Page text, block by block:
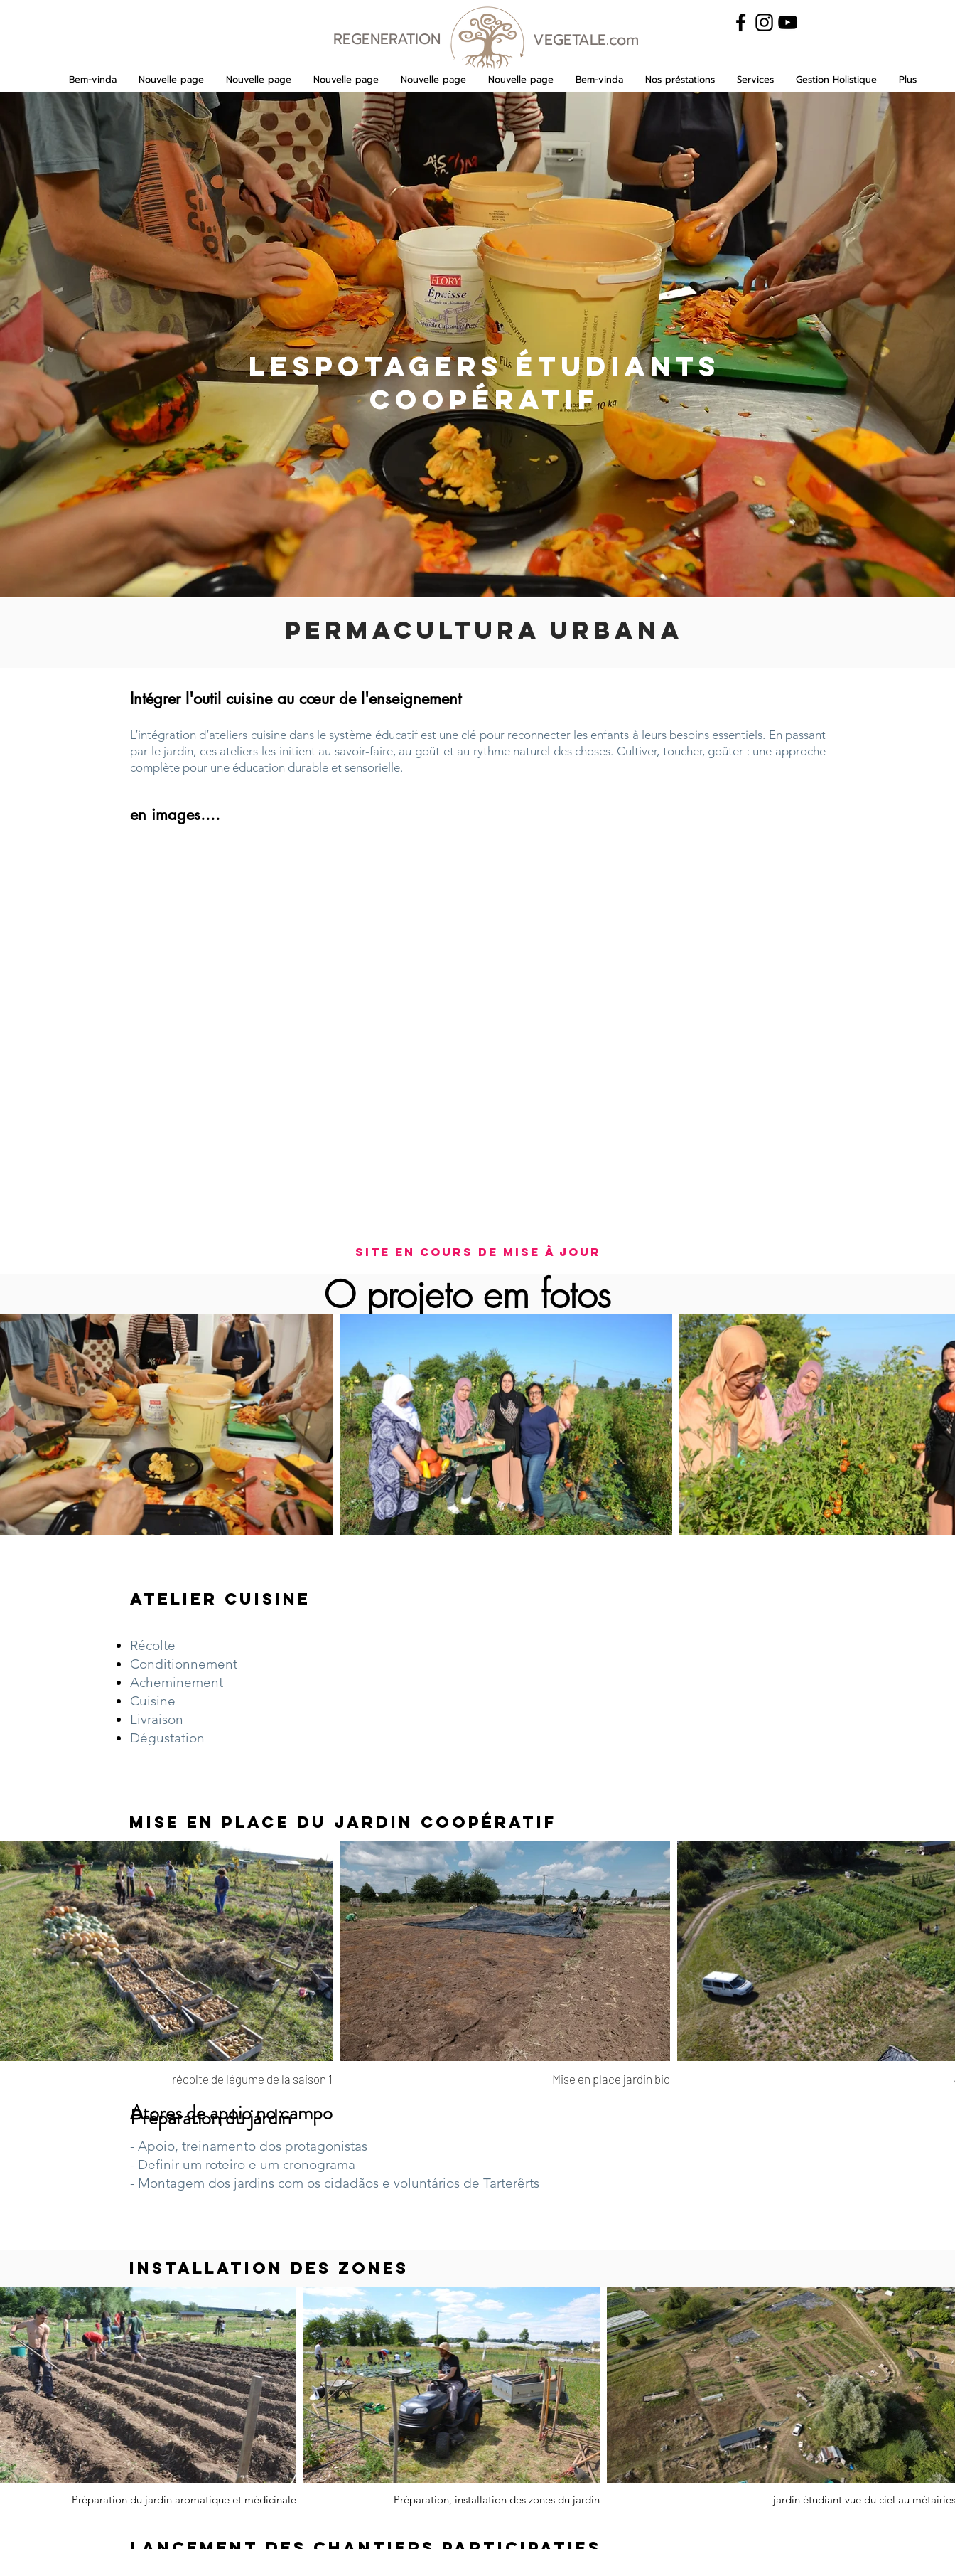
REGENERATION VEGETALE.com
Bem-vinda Nouvelle page Nouvelle page Nouvelle page Nouvelle page Nouvelle page Bem-vinda Nos préstations Services Gestion Holistique Plus
lESPOTAGERS étudiantS
coopératif
PERMACULTURA URBANA
Intégrer l'outil cuisine au cœur de l'enseignement
L’intégration d’ateliers cuisine dans le système éducatif est une clé pour reconnecter les enfants à leurs besoins essentiels. En passant
par le jardin, ces ateliers les initient au savoir-faire, au goût et au rythme naturel des choses. Cultiver, toucher, goûter : une approche
complète pour une éducation durable et sensorielle.
en images....
Site en cours de mise à jour
O projeto em fotos
Récolte
Conditionnement
Acheminement
Cuisine
Livraison
Dégustation
Atelier Cuisine
MISE EN PLACE DU JARDIN COOPÉRATIF
récolte de légume de la saison 1 Mise en place jardin bio
Préparation du jardin
Atores de apoio no campo
- Apoio, treinamento dos protagonistas
- Definir um roteiro e um cronograma
- Montagem dos jardins com os cidadãos e voluntários de Tarterêrts
INSTALLATION DES ZONES
Préparation du jardin aromatique et médicinale Préparation, installation des zones du jardin jardin étudiant vue du ciel au métairies